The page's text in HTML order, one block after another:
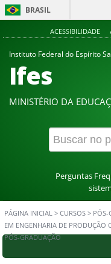
BRASIL
ACESSIBILIDADE
Instituto Federal do Espírito
Ifes
MINISTÉRIO DA
Perguntas
PÁGINA INICIAL > CURSOS > PÓS-
EM ENGENHARIA DE PRODUÇÃO
PÓS-GRADUAÇÃO